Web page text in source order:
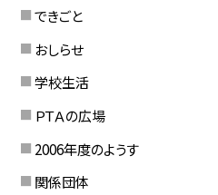
できごと
おしらせ
学校生活
ＰＴＡの広場
2006年度のようす
関係団体